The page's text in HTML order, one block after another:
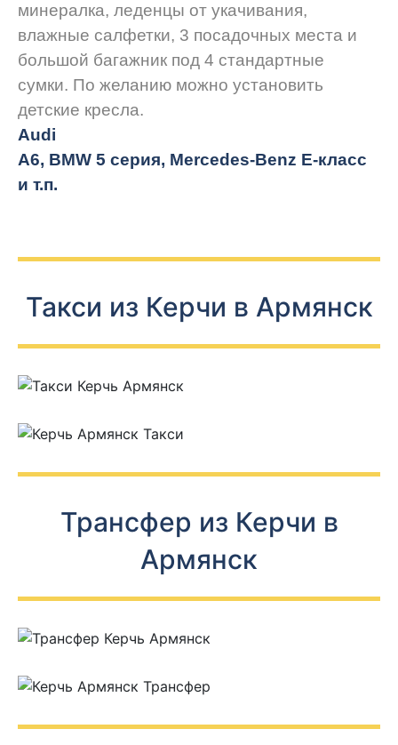
минералка, леденцы от укачивания,
влажные салфетки, 3 посадочных места и
большой багажник под 4 стандартные
сумки. По желанию можно установить
детские кресла.
Audi
A6, BMW 5 серия, Mercedes-Benz E-класс
и т.п.
Такси из Керчи в Армянск
Трансфер из Керчи в
Армянск